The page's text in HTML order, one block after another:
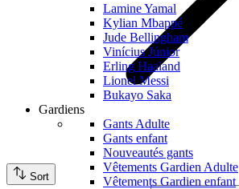
Lamine Yamal
Kylian Mbappé
Jude Bellingham
Vinícius Júnior
Erling Haaland
Lionel Messi
Bukayo Saka
Gardiens
Gants Adulte
Gants enfant
Nouveautés gants
Vêtements Gardien Adulte
Vêtements Gardien enfant
Sort